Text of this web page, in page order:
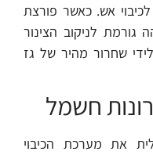
אש. כאשר פורצת
גורמת לניקוב הצינור
שחרור מהיר של גז
חשמל
את מערכת הכיבוי